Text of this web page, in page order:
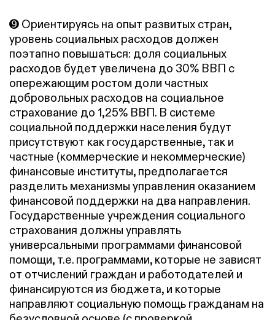
➒ Ориентируясь на опыт развитых стран,
уровень социальных расходов должен
поэтапно повышаться: доля социальных
расходов будет увеличена до 30% ВВП с
опережающим ростом доли частных
добровольных расходов на социальное
страхование до 1,25% ВВП. В системе
социальной поддержки населения будут
присутствуют как государственные, так и
частные (коммерческие и некоммерческие)
финансовые институты, предполагается
разделить механизмы управления оказанием
финансовой поддержки на два направления.
Государственные учреждения социального
страхования должны управлять
универсальными программами финансовой
помощи, т.е. программами, которые не зависят
от отчислений граждан и работодателей и
финансируются из бюджета, и которые
направляют социальную помощь гражданам на